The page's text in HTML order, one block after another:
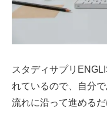
スタディサプリ
れているので、自分
流れに沿って進める